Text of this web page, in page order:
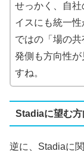
せっかく、自
イスにも統一
ではの「場の
発側も方向性
すね。
Stadiaに望む方
逆に、Stadiaに